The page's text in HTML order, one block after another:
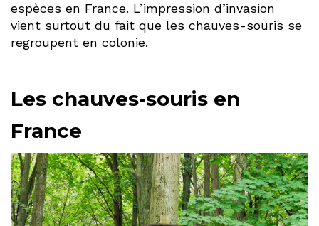
espèces en France. L’impression d’invasion
vient surtout du fait que les chauves-souris se
regroupent en colonie.
Les chauves-souris en
France